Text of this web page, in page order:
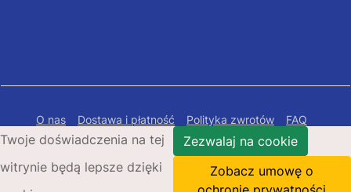
O nas Dostawa i płatność Polityka zwrotów
FAQ
Polityka prywatności
Mapa Strony
Copyright © 2026 Bigbaterii.pl. Wszelkie prawa
zastrzeżone.
Twoje doświadczenia na tej
witrynie będą lepsze dzięki
Zezwalaj na cookie
Zobacz umowę o